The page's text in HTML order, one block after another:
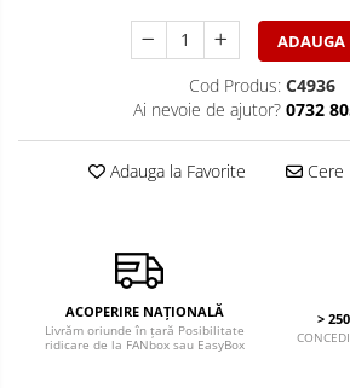
ADAUGA
Cod Produs: C4936
Ai nevoie de ajutor? 0732
Adauga la Favorite Cere
ACOPERIRE NAȚIONALĂ
Livrăm oriunde în țară Posibilitate
ridicare de la FANbox sau EasyBox
>